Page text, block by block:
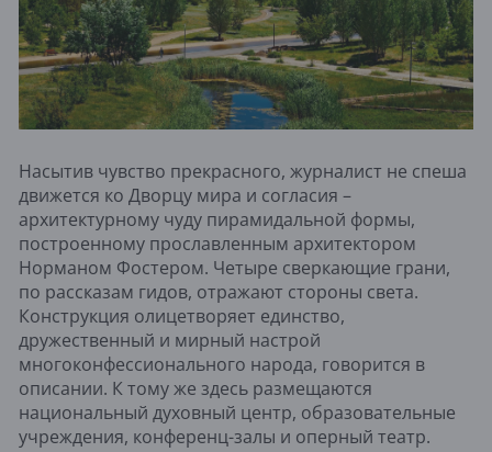
Насытив чувство прекрасного, журналист не спеша
движется ко Дворцу мира и согласия –
архитектурному чуду пирамидальной формы,
построенному прославленным архитектором
Норманом Фостером. Четыре сверкающие грани,
по рассказам гидов, отражают стороны света.
Конструкция олицетворяет единство,
дружественный и мирный настрой
многоконфессионального народа, говорится в
описании. К тому же здесь размещаются
национальный духовный центр, образовательные
учреждения, конференц-залы и оперный театр.